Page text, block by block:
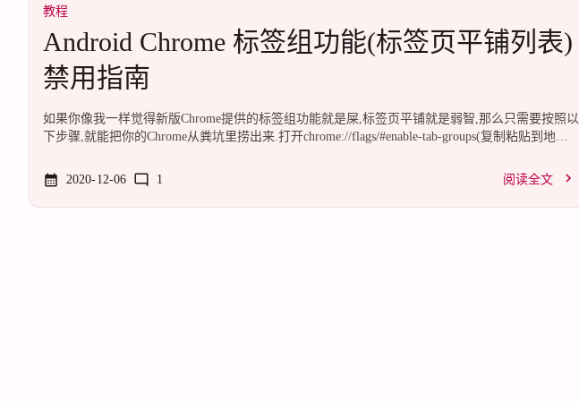
教程
Android Chrome 标签组功能(标签页平铺列表)
禁用指南
如果你像我一样觉得新版Chrome提供的标签组功能就是屎,标签页平铺就是弱智,那么只需要按照以
下步骤,就能把你的Chrome从粪坑里捞出来.打开chrome://flags/#enable-tab-groups(复制粘贴到地址
的应用信息页,强行停止Chrome.就好了.妈的, 没用了, 谷歌彻底把这个功能砍掉了.
2020-12-06 1 阅读全文